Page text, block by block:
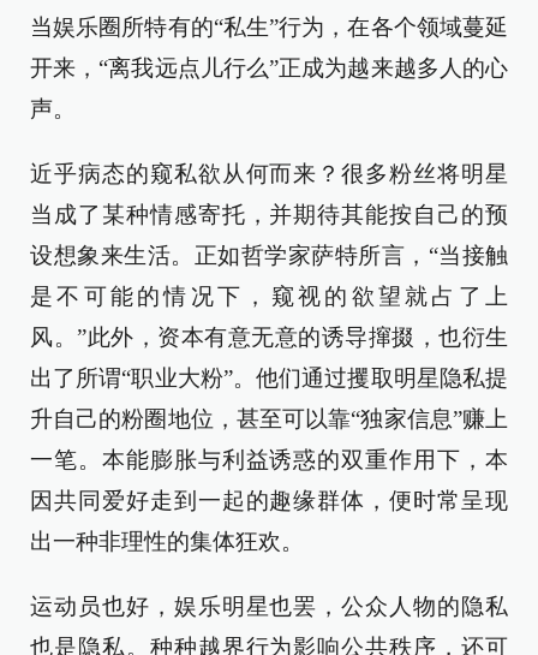
当娱乐圈所特有的“私生”行为，在各个领域蔓延
开来，“离我远点儿行么”正成为越来越多人的心
声。
近乎病态的窥私欲从何而来？很多粉丝将明星
当成了某种情感寄托，并期待其能按自己的预
设想象来生活。正如哲学家萨特所言，“当接触
是不可能的情况下，窥视的欲望就占了上
风。”此外，资本有意无意的诱导撺掇，也衍生
出了所谓“职业大粉”。他们通过攫取明星隐私提
升自己的粉圈地位，甚至可以靠“独家信息”赚上
一笔。本能膨胀与利益诱惑的双重作用下，本
因共同爱好走到一起的趣缘群体，便时常呈现
出一种非理性的集体狂欢。
运动员也好，娱乐明星也罢，公众人物的隐私
也是隐私。种种越界行为影响公共秩序，还可